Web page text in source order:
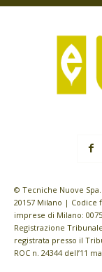
© Tecniche Nuove
20157 Milano | Codice
imprese di Milano:
Registrazione
registrata presso il
ROC n. 24344 dell’11